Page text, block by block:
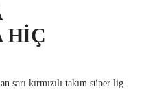
HİÇ
sarı kırmızılı takım süper lig